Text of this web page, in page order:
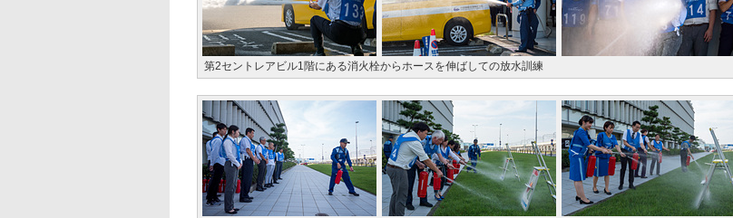
第2セントレアビル1階にある消火栓からホースを伸ばしての放水訓練